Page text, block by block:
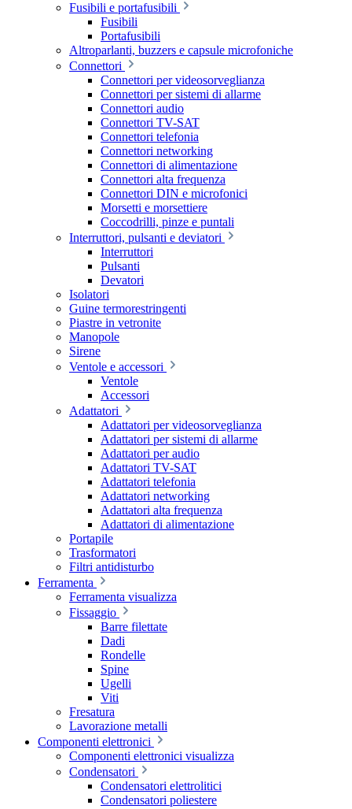
Fusibili e portafusibili
Fusibili
Portafusibili
Altroparlanti, buzzers e capsule microfoniche
Connettori
Connettori per videosorveglianza
Connettori per sistemi di allarme
Connettori audio
Connettori TV-SAT
Connettori telefonia
Connettori networking
Connettori di alimentazione
Connettori alta frequenza
Connettori DIN e microfonici
Morsetti e morsettiere
Coccodrilli, pinze e puntali
Interruttori, pulsanti e deviatori
Interruttori
Pulsanti
Devatori
Isolatori
Guine termorestringenti
Piastre in vetronite
Manopole
Sirene
Ventole e accessori
Ventole
Accessori
Adattatori
Adattatori per videosorveglianza
Adattatori per sistemi di allarme
Adattatori per audio
Adattatori TV-SAT
Adattatori telefonia
Adattatori networking
Adattatori alta frequenza
Adattatori di alimentazione
Portapile
Trasformatori
Filtri antidisturbo
Ferramenta
Ferramenta visualizza
Fissaggio
Barre filettate
Dadi
Rondelle
Spine
Ugelli
Viti
Fresatura
Lavorazione metalli
Componenti elettronici
Componenti elettronici visualizza
Condensatori
Condensatori elettrolitici
Condensatori poliestere